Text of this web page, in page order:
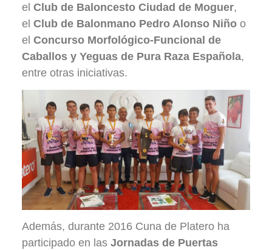
el Club de Baloncesto Ciudad de Moguer,
el Club de Balonmano Pedro Alonso Niñoo
el Concurso Morfológico-Funcional de
Caballos y Yeguas de Pura Raza Española,
entre otras iniciativas.
Además, durante 2016 Cuna de Platero ha
participado en las Jornadas de Puertas